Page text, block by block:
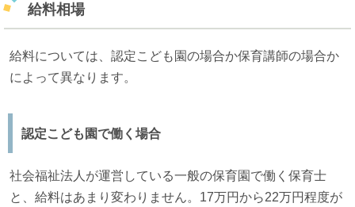
給料相場
給料については、認定こども園の場合か保育講師の場合か
によって異なります。
認定こども園で働く場合
社会福祉法人が運営している一般の保育園で働く保育士
と、給料はあまり変わりません。17万円から22万円程度が